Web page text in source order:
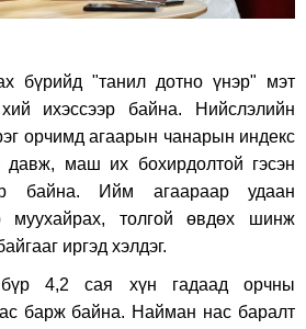
бүрийд "танил дотно үнэр" мэт
ихэссээр байна. Нийслэлийн
орчимд агаарын чанарын индекс
маш их бохирдолтой гэсэн
байна. Ийм агаараар удаан
муухайрах, толгой өвдөх шинж
иргэд хэлдэг.
4,2 сая хүн гадаад орчны
барж байна. Найман нас баралт